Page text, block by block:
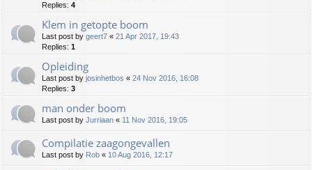
Replies: 4
Klem in getopte boom
Last post by geert7 « 21 Apr 2017, 19:43
Replies: 1
Opleiding
Last post by josinhetbos « 24 Nov 2016, 16:08
Replies: 3
man onder boom
Last post by Jurriaan « 11 Nov 2016, 19:05
Compilatie zaagongevallen
Last post by Rob « 10 Aug 2016, 12:17